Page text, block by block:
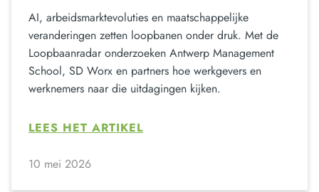
AI, arbeidsmarktevoluties en maatschappelijke
veranderingen zetten loopbanen onder druk. Met de
Loopbaanradar onderzoeken Antwerp Management
School, SD Worx en partners hoe werkgevers en
werknemers naar die uitdagingen kijken.
LEES HET ARTIKEL
10 mei 2026